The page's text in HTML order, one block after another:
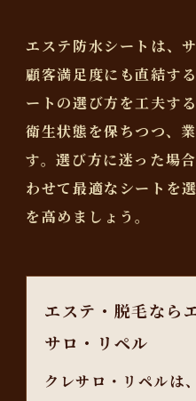
エステ防水シートは、
顧客満足度にも直結す
ートの選び方を工夫す
衛生状態を保ちつつ、
す。選び方に迷った場
わせて最適なシートを
を高めましょう。
エステ・脱毛なら
サロ・リペル
クレサロ・リペルは